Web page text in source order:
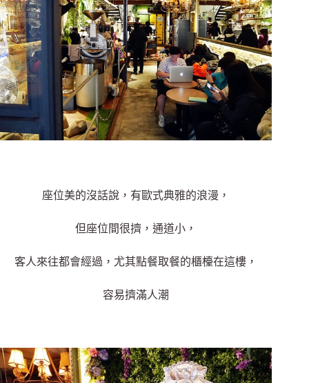
座位美的沒話說，有歐式典雅的浪漫，
但座位間很擠，通道小，
客人來往都會經過，尤其點餐取餐的櫃檯在這樓，
容易擠滿人潮